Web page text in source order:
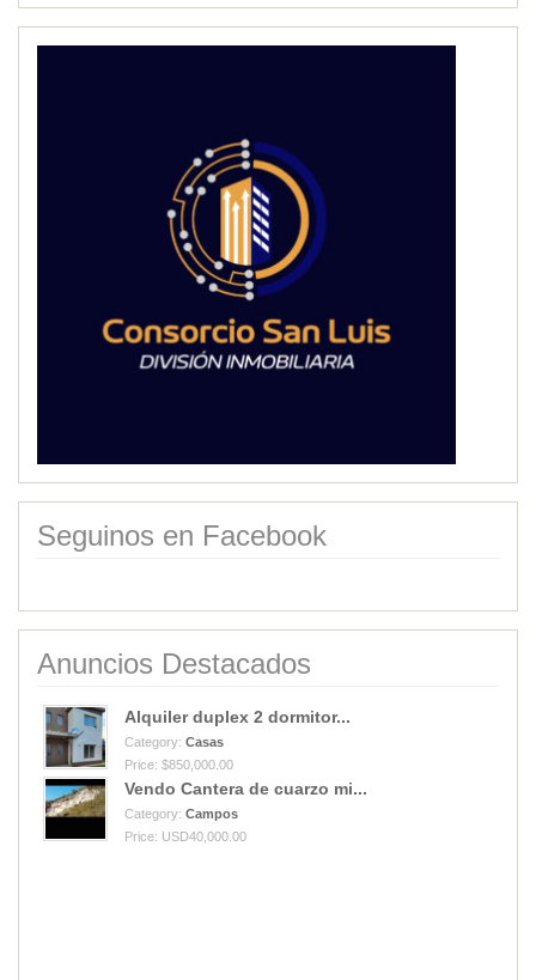
Seguinos en Facebook
Anuncios Destacados
Alquiler duplex 2 dormitor...
Category: Casas
Price: $850,000.00
Vendo Cantera de cuarzo mi...
Category: Campos
Price: USD40,000.00